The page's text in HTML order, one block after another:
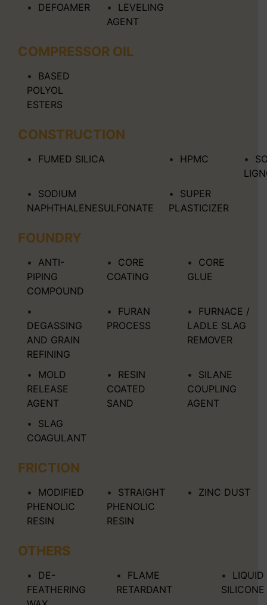
DEFOAMER
LEVELING
AGENT
COMPRESSOR OIL
BASED
POLYOL
ESTERS
CONSTRUCTION
FUMED SILICA HPMC
SODIUM
NAPHTHALENESULFONATE
SUPER
PLASTICIZER
FOUNDRY
ANTI-
PIPING
COMPOUND
CORE
COATING
CORE
GLUE
DEGASSING
AND GRAIN
REFINING
FURAN
PROCESS
FURNACE /
LADLE SLAG
REMOVER
MOLD
RELEASE
AGENT
RESIN
COATED
SAND
SILANE
COUPLING
AGENT
SLAG
COAGULANT
FRICTION
MODIFIED
PHENOLIC
RESIN
STRAIGHT
PHENOLIC
RESIN
ZINC DUST
OTHERS
DE-
FEATHERING
FLAME
RETARDANT
LIQUID
SILICONE